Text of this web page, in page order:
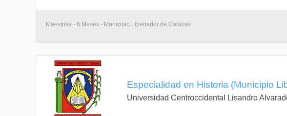
Maestrías - 6 Meses - Municipio Libertador de Caracas
Especialidad en Historia (Municipio
Universidad Centroccidental Lisandro